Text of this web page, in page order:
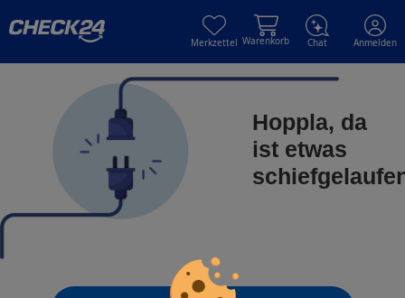
Merkzettel Warenkorb Chat Anmelden
Hoppla, da
ist etwas